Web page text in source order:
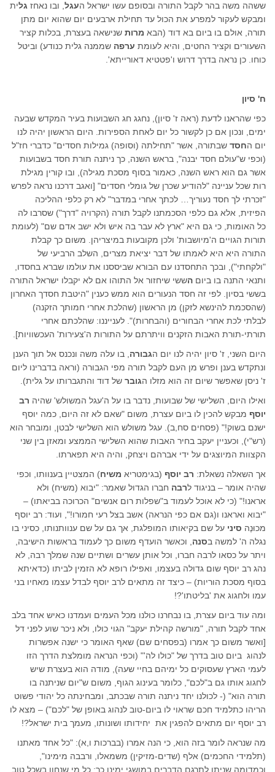
ששהה משה בהר לקבל התורה ובסופם עשו ישראל העגל , ובו נאחז גלית
ומבקש לעקור למפרע את הכול עד תחילת ארבעים יום שהוא יום מתן
תורה, אולם בו ביום בא דוד (הבא מרות שנישאה בעצרת, בכלות קציר
השעורים וקציר החטים, והיא לעומת ערפה שממנה גלית כנודע) וביטל
כוחו. כן נראה בדרך דרוש ו'פטטיא דאורייתא'.
ח' סיון
כפי שהראנו לדעת (ראה ז' סיון), נחגג חג השבועות בעיר המקדש שבעה
ימים, ונכון אם כן לקשור כל יום לאחת הספירות. היום הראשון יהיה לנו
יום החסד שבתורה, אשר "תחילתה (וסופה) גמילות חסדים" כדברי חז"ל
(וכפי ש"עולם חסד יבנה", בראש השנה, כך ניתנה תורת חסד בשבועות
אשר גם הוא ראש השנה, כאמור בסוף מסכת מגילה), ובו קורין מגילת
רות שכל עניינה "להודיע שכרן של גומלי חסדים" [ואגב דרכנו נראה לפרש
"זכרתי לך חסד נעוריך… לכתך אחרי במדבר" לא רק כלפי ההליכה
הפיזית, אלא גם כלפי הסכמתנו לקבל תורה (הקרויה "דרך") שסרבו לה
כל האומות, כי גם היא "ארץ לא עבר בה איש ולא ישב אדם שם" (לעומת
תורות הגויים ה'מיושבות' ולכן מקובעות במיצריהן. משום כך קבלת
התורה היא היא לאמתו של דבר יציאת מצרים, השלב הרביעי של
"ולקחתי"), ובכך התחסדנו עם הבורא שביססנו את עולמו שברא בחסדו,
ותנאי התנה בו ביום הששי שיחזור אל התוהו אם לא יקבלו ישראל התורה
בששי בסיון. לפי זה חסד הנעורים הוא ממש כענין "היטבת חסדך האחרון
(שהסכמת להינשא לזקן) מן הראשון (שהלכת אחרי חמותך הזקנה)
לבלתי לכת אחרי הבחורים (והבחרות)". לענייננו: שהלכתם אחרי
תורתי-תורת האבות הזקנים וויתרתם על התורות ה'צעירות' העכשוויות].
היום השני, ז' סיון יהיה לנו יום הגבורה , בו עלה משה ונכנס אל תוך הענן
ונתקדש בענן ופרש מן העם לקבל תורה מפי הגבורה (וראה בדברינו ליום
ז' ניסן שאפשר שיום זה הוא מזלו הגובר של דוד והתגברותו על גלית).
ואילו היום, השלישי של שבועות, נדבר בו על ה'עגל המשולש' שהיה רב
יוסף מבקש להכין לו ביום עצרת, משום "שאם לא זה היום, כמה יוסף
ישנם בשוק!" (פסחים סח,ב). עגל משולש הוא השלישי לבטן, ומובחר הוא
(רש"י), וכעניין יעקב בחיר האבות שהוא השלישי הממצע ומאזן בין שני
הקצוות המיוצגים על ידי אברהם ויצחק, והיה היא תפארתו.
אך השאלה נשאלת: רב יוסף (בגימטריא משיח) המצטיין בענוותו, וכפי
שהיה אומר – בניגוד לרבה חברו הגדול שאמר: "יבוא (משיח) ולא
אראנו!" (כי לא אוכל לעמוד ב"שפלות רום אנשים" הכרוכה בביאתו) –
"יבוא ואראנו ו(גם אם כפי הנראה) אשב בצל רעי חמורו!", ועוד: רב יוסף
מכוּנֶה סיני על שם בקיאותו המופלגת, אך גם על שם ענוותנותו, כסיני בו
נגלה ה' למשה בסנה , וכאשר הועדף משום כך לעמוד בראשות הישיבה,
ויתר על כסאו לרבה חברו, וכל אותן עשרים ושתיים שנה שמלך רבה, לא
נהג רב יוסף שום גדולה בעצמו, ואפילו רופא לא הזמין לביתו (כדאיתא
בסוף מסכת הוריות) – כיצד זה מתאים לרב יוסף לבדל עצמו מאחיו בני
עמו ולחגוג את 'בליטתו'?!
ומה עוד ביום עצרת, בו נבחרנו כולנו מכל העמים ועמדנו כאיש אחד בלב
אחד לקבל תורה, "מורשה קהילת יעקב" הגוי כולו, ולא ניכר שוע לפני דל
[ואשר משום כך אמרו (בפסחים שם) שאף האומר כי ישנה אפשרות
לנהוג ביום טוב בדרך של "כולו לה'" (וכפי הנראה מומלצת הדרך הזו
לעמי הארץ שעסוקים כל ימיהם בחיי שעה), מודה הוא בעצרת שיש
לחגוג אותו גם ב"לכם", כלומר בעינוג הגוף, משום ש"יום שניתנה בו
תורה הוא" (- לכולנו יחד ניתנה תורה שבכתב, ומבחינתה כל יהודי פשוט
הריהו כתלמיד חכם שראוי לו ביום-טוב לנהוג באופן של "לכם") – מצא לו
רב יוסף יום מתאים להפגין את יחידותו ושונותו, מעמך בית ישראל?!
מה שנראה לומר בזה הוא, כי הנה אמרו (בברכות ו,א): "כל אחד מאתנו
(תלמידי החכמים) אלף (שדים-מזיקין) משמאלו, ורבבה מימינו",
וכמדומה שניתן לתרגם הדברים במושגי ימינו כך: כל מי שנחון בשכל טוב